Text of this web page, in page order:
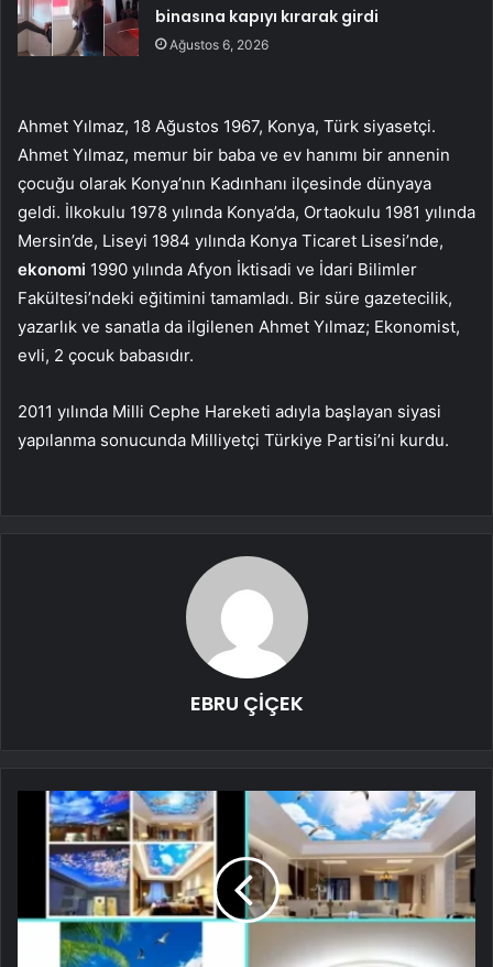
binasına kapıyı kırarak girdi
Ağustos 6, 2026
Ahmet Yılmaz, 18 Ağustos 1967, Konya, Türk siyasetçi.
Ahmet Yılmaz, memur bir baba ve ev hanımı bir annenin
çocuğu olarak Konya’nın Kadınhanı ilçesinde dünyaya
geldi. İlkokulu 1978 yılında Konya’da, Ortaokulu 1981 yılında
Mersin’de, Liseyi 1984 yılında Konya Ticaret Lisesi’nde,
ekonomi 1990 yılında Afyon İktisadi ve İdari Bilimler
Fakültesi’ndeki eğitimini tamamladı. Bir süre gazetecilik,
yazarlık ve sanatla da ilgilenen Ahmet Yılmaz; Ekonomist,
evli, 2 çocuk babasıdır.
2011 yılında Milli Cephe Hareketi adıyla başlayan siyasi
yapılanma sonucunda Milliyetçi Türkiye Partisi’ni kurdu.
EBRU ÇİÇEK